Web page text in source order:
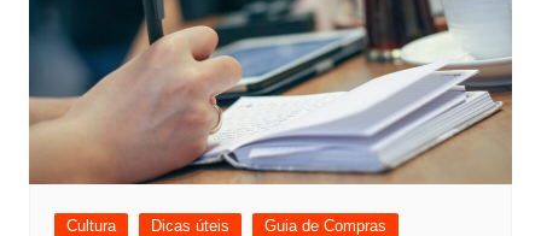
Cultura Dicas úteis Guia de Compras